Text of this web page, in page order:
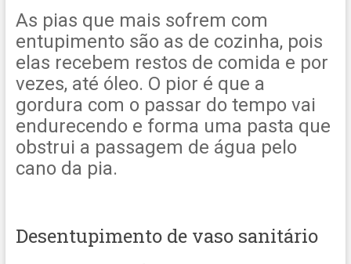
As pias que mais sofrem com
entupimento são as de cozinha, pois
elas recebem restos de comida e por
vezes, até óleo. O pior é que a
gordura com o passar do tempo vai
endurecendo e forma uma pasta que
obstrui a passagem de água pelo
cano da pia.
Desentupimento de vaso sanitário